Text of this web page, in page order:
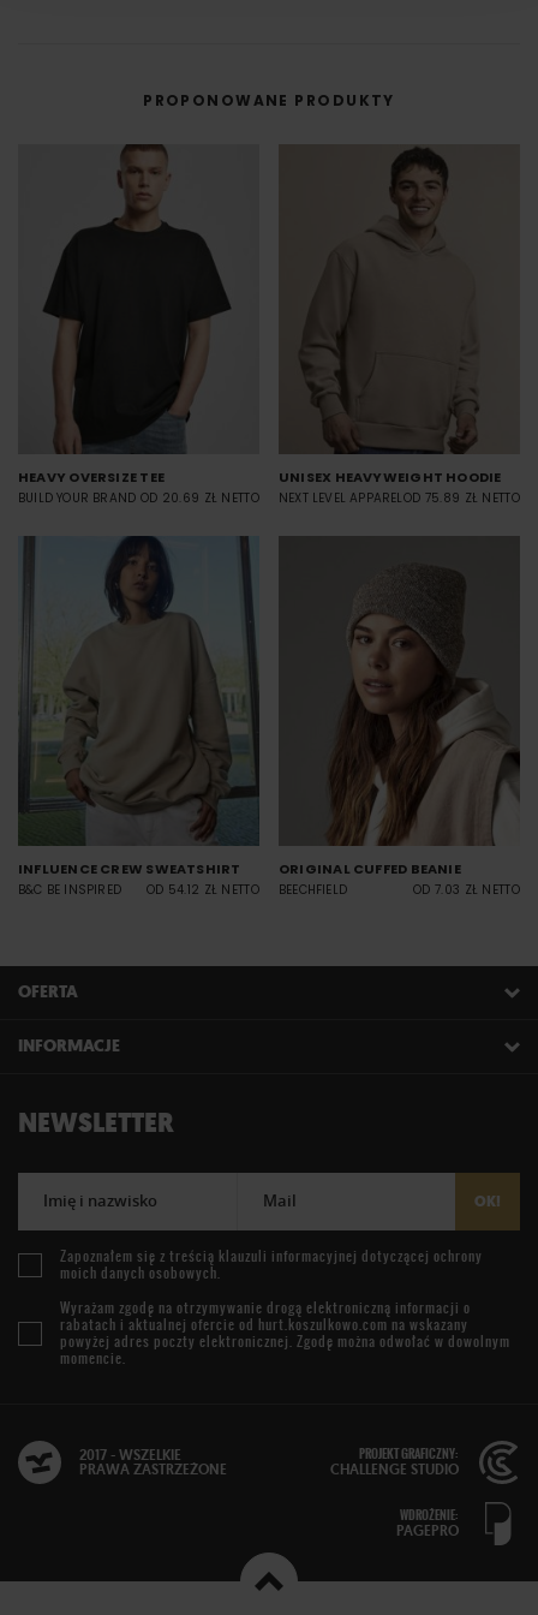
PROPONOWANE PRODUKTY
HEAVY OVERSIZE TEE
BUILD YOUR BRAND OD 20.69 ZŁ NETTO
UNISEX HEAVYWEIGHT HOODIE
NEXT LEVEL APPARELOD 75.89 ZŁ NETTO
INFLUENCE CREW SWEATSHIRT
B&C BE INSPIRED OD 54.12 ZŁ NETTO
ORIGINAL CUFFED BEANIE
BEECHFIELD OD 7.03 ZŁ NETTO
OFERTA
INFORMACJE
NEWSLETTER
Imię i nazwisko Mail OK!
Zapoznałem się z treścią klauzuli informacyjnej dotyczącej ochrony
moich danych osobowych.
Wyrażam zgodę na otrzymywanie drogą elektroniczną informacji o
rabatach i aktualnej ofercie od hurt.koszulkowo.com na wskazany
powyżej adres poczty elektronicznej. Zgodę można odwołać w dowolnym
momencie.
2017 - WSZELKIE
PRAWA ZASTRZEŻONE
PROJEKT GRAFICZNY:
CHALLENGE STUDIO
WDROŻENIE:
PAGEPRO